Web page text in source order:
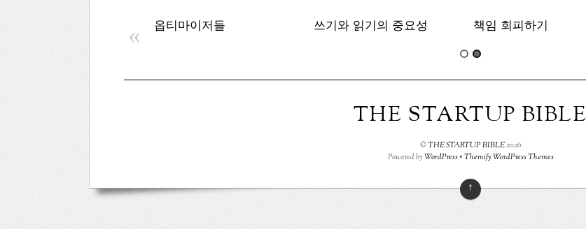
옵티마이저들 쓰기와 읽기의 중요성 책임 회피하기
«
THE STARTUP BIBLE
©THE STARTUP BIBLE2026
Powered byWordPress•Themify WordPress Themes
↑